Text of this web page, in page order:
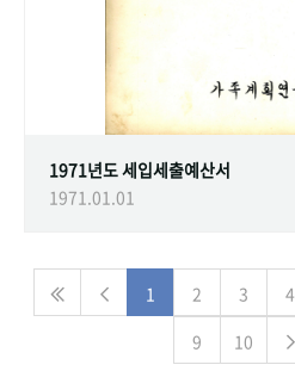
1971년도 세입세출예산서
1971.01.01
1 2 3 4
9
10